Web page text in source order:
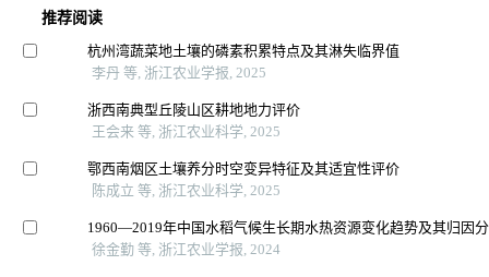
推荐阅读
杭州湾蔬菜地土壤的磷素积累特点及其淋失临界值
李丹 等, 浙江农业学报, 2025
浙西南典型丘陵山区耕地地力评价
王会来 等, 浙江农业科学, 2025
鄂西南烟区土壤养分时空变异特征及其适宜性评价
陈成立 等, 浙江农业科学, 2025
1960—2019年中国水稻气候生长期水热资源变化趋势及其归因
徐金勤 等, 浙江农业学报, 2024